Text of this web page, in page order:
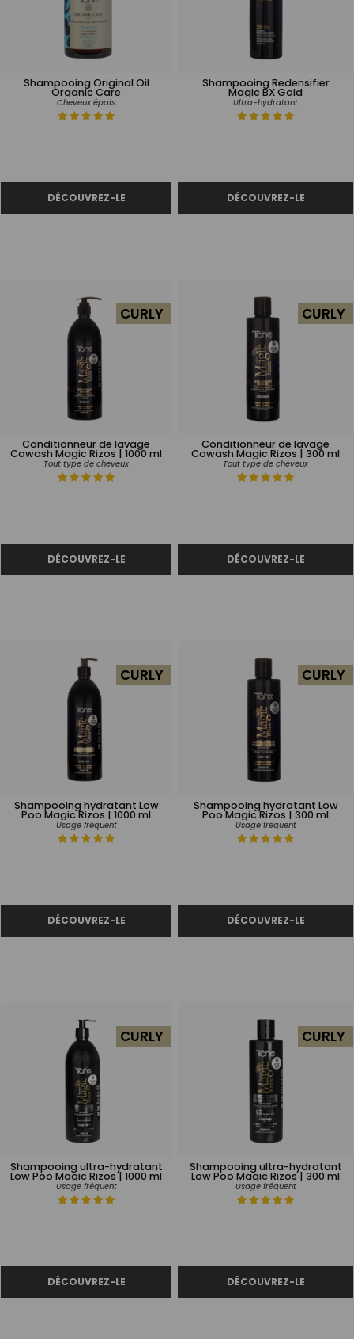
Shampooing Original Oil
Organic Care
Cheveux épais
Shampooing Redensifier
Magic BX Gold
Ultra-hydratant
Conditionneur de lavage
Cowash Magic Rizos | 1000 ml
Tout type de cheveux
CURLY
Conditionneur de lavage
Cowash Magic Rizos | 300 ml
Tout type de cheveux
CURLY
Shampooing hydratant Low
Poo Magic Rizos | 1000 ml
Usage fréquent
CURLY
Shampooing hydratant Low
Poo Magic Rizos | 300 ml
Usage fréquent
CURLY
Shampooing ultra-hydratant
Low Poo Magic Rizos | 1000 ml
Usage fréquent
CURLY
Shampooing ultra-hydratant
Low Poo Magic Rizos | 300 ml
Usage fréquent
CURLY